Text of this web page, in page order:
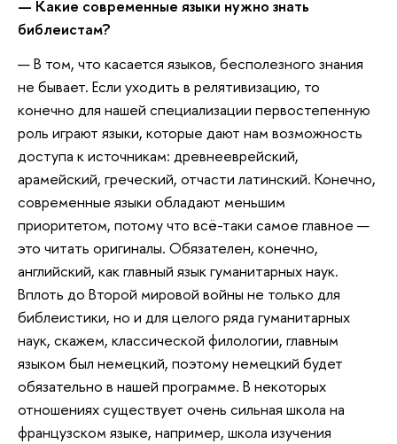
— Какие современные языки нужно знать
библеистам?
— В том, что касается языков, бесполезного знания
не бывает. Если уходить в релятивизацию, то
конечно для нашей специализации первостепенную
роль играют языки, которые дают нам возможность
доступа к источникам: древнееврейский,
арамейский, греческий, отчасти латинский. Конечно,
современные языки обладают меньшим
приоритетом, потому что всё-таки самое главное —
это читать оригиналы. Обязателен, конечно,
английский, как главный язык гуманитарных наук.
Вплоть до Второй мировой войны не только для
библеистики, но и для целого ряда гуманитарных
наук, скажем, классической филологии, главным
языком был немецкий, поэтому немецкий будет
обязательно в нашей программе. В некоторых
отношениях существует очень сильная школа на
французском языке, например, школа изучения